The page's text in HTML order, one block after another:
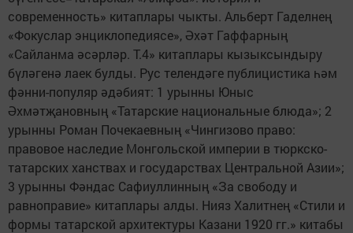
современность» китаплары чыкты. Альберт Гаделнең
«Фокуслар энциклопедиясе», Әхәт Гаффарның
«Сайланма әсәрләр. Т.4» китаплары кызыксындыру
бүләгенә лаек булды. Рус телендәге публицистика һәм
фәнни-популяр әдәбият: 1 урынны Юныс
Әхмәтҗановның «Татарские национальные блюда»; 2
урынны Роман Почекаевның «Чингизово право:
правовое наследие Монгольской империи в тюркско-
татарских ханствах и государствах Центральной Азии»;
3 урынны Фәндас Сафиуллинның «За свободу и
равноправие» китаплары алды. Нияз Халитнең «Стили и
формы татарской архитектуры Казани 1920 гг.» китабы